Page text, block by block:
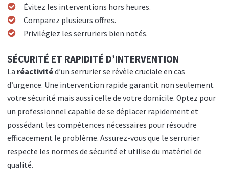
Évitez les interventions hors heures.
Comparez plusieurs offres.
Privilégiez les serruriers bien notés.
SÉCURITÉ ET RAPIDITÉ D’INTERVENTION
La réactivitéd’un serrurier se révèle cruciale en cas
d’urgence. Une intervention rapide garantit non seulement
votre sécurité mais aussi celle de votre domicile. Optez pour
un professionnel capable de se déplacer rapidement et
possédant les compétences nécessaires pour résoudre
efficacement le problème. Assurez-vous que le serrurier
respecte les normes de sécurité et utilise du matériel de
qualité.